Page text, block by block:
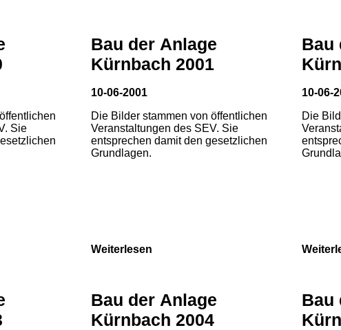
Sie
Bau der Anlage
Kürnbach 2001
10-06-2001
Die Bilder stammen von öffentlichen
Veranstaltungen des SEV. Sie
entsprechen damit den gesetzlichen
Grundlagen.
Weiterlesen
Bau
10-06-
Die
Bau der Anlage
Kürnbach 2004
Bau